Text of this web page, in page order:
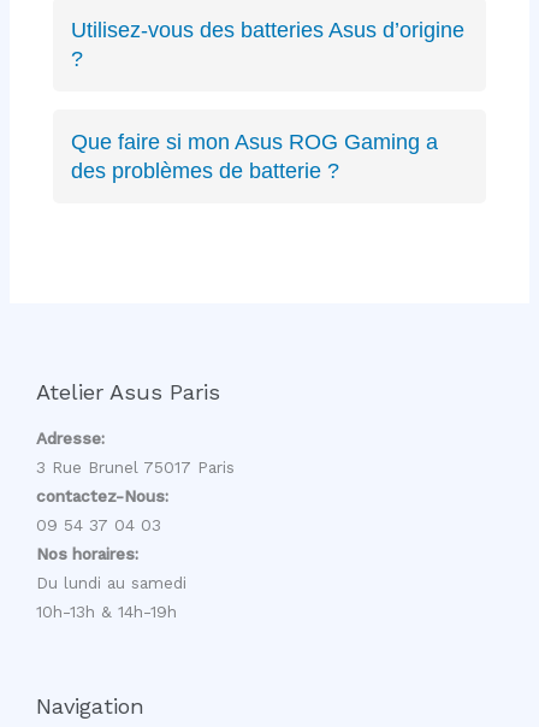
Zephyrus, TUF Gaming, ExpertBook, ProArt,
récents ou anciens. Expertise complète sur
Utilisez-vous des batteries Asus d’origine
?
équivalents certifiés aux mêmes spécifications
techniques et de qualité équivalente.
Que faire si mon Asus ROG Gaming a
des problèmes de batterie ?
Atelier Asus Paris
Adresse:
3 Rue Brunel 75017 Paris
contactez-Nous:
09 54 37 04 03
Nos horaires:
Du lundi au samedi
10h-13h & 14h-19h
Navigation